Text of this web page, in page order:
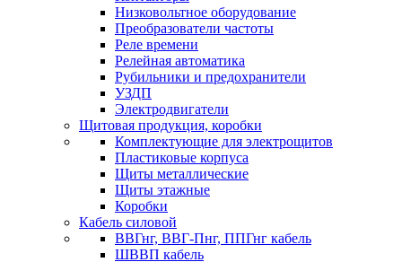
Низковольтное оборудование
Преобразователи частоты
Реле времени
Релейная автоматика
Рубильники и предохранители
УЗДП
Электродвигатели
Щитовая продукция, коробки
Комплектующие для электрощитов
Пластиковые корпуса
Щиты металлические
Щиты этажные
Коробки
Кабель силовой
ВВГнг, ВВГ-Пнг, ППГнг кабель
ШВВП кабель